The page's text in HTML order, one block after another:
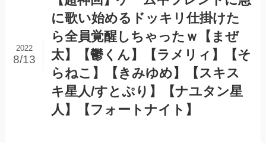
に歌い始めるドッキリ仕掛けた
ら全員覚醒しちゃったｗ【まぜ
太】【鬱くん】【ラメリィ】【そ
らねこ】【きみゆめ】【スキス
キ星人/すとぷり】【ナユタン星
人】【フォートナイト】
2022
8/13